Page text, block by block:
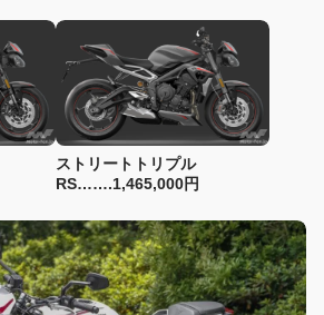
ストリートトリプル
RS…….1,465,000円